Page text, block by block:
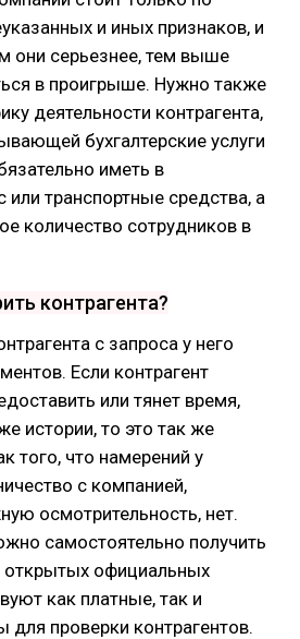
и иных признаков, и
они серьезнее, тем выше
в проигрыше. Нужно также
деятельности контрагента,
бухгалтерские услуги
иметь в
или транспортные средства, а
количество сотрудников в
контрагента?
с запроса у него
Если контрагент
или тянет время,
истории, то это так же
того, что намерений у
с компанией,
осмотрительность, нет.
самостоятельно получить
открытых официальных
как платные, так и
для проверки контрагентов.